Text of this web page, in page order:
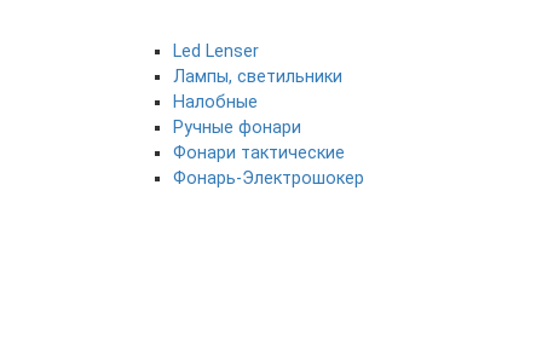
Led Lenser
Лампы, светильники
Налобные
Ручные фонари
Фонари тактические
Фонарь-Электрошокер